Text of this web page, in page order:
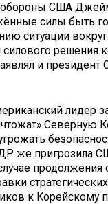
обороны США
силы быть
ситуации
решения
и
лидер
Северную
же пригрозила
продолжения
стратегических
к Корейскому